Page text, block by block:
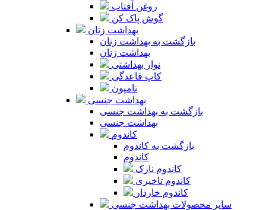
روغن آفتاب
گوش پاک کن
بهداشت زنان
بازگشت به بهداشت زنان
بهداشت زنان
نوار بهداشتی
کاپ قاعدگی
تامپون
بهداشت جنسی
بازگشت به بهداشت جنسی
بهداشت جنسی
کاندوم
بازگشت به کاندوم
کاندوم
کاندوم نازک
کاندوم تاخیری
کاندوم خاردار
سایر محصولات بهداشت جنسی